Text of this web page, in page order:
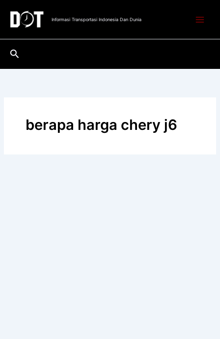
konten
Informasi Transportasi Indonesia Dan Dunia
Cari
berapa harga chery j6